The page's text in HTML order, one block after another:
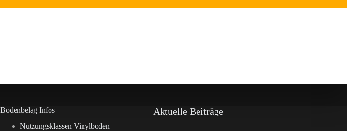
Bodenbelag Infos
Nutzungsklassen Vinylboden
Aktuelle Beiträge